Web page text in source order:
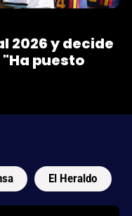
2026 y decide
puesto
El Heraldo